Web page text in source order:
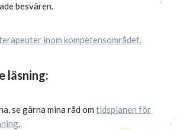
besvären.
inom kompetensområdet.
läsning:
se gärna mina råd om tidsplanen för
.